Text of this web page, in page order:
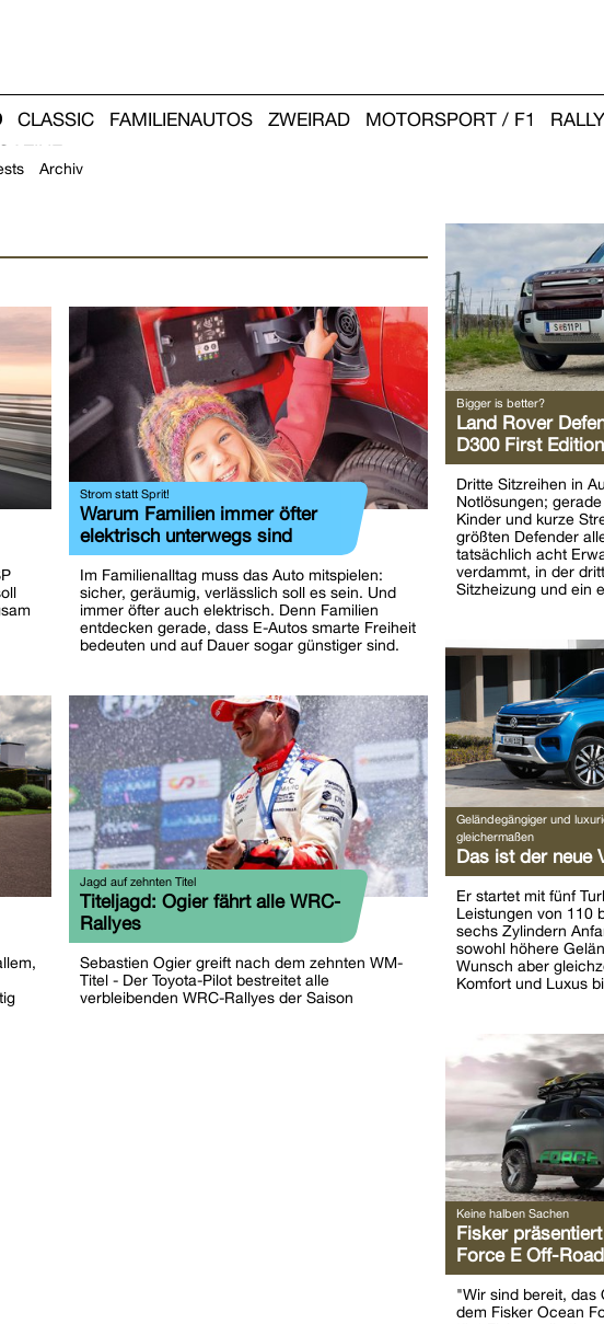
Archiv
CLASSIC FAMILIENAUTOS ZWEIRAD MOTORSPORT / F1
Strom statt Sprit!
Warum Familien immer öfter
elektrisch unterwegs sind
Im Familienalltag muss das Auto mitspielen:
sicher, geräumig, verlässlich soll es sein. Und
immer öfter auch elektrisch. Denn Familien
entdecken gerade, dass E-Autos smarte Freiheit
bedeuten und auf Dauer sogar günstiger sind.
Jagd auf zehnten Titel
Titeljagd: Ogier fährt alle WRC-
Rallyes
Sebastien Ogier greift nach dem zehnten WM-
Titel - Der Toyota-Pilot bestreitet alle
verbleibenden WRC-Rallyes der Saison
Weitere
Bigger is better?
Land Rover
D300 First
Dritte Sitzreihen in
Notlösungen;
Kinder und kurze
größten Defender
tatsächlich acht
verdammt, in der
Sitzheizung und ein
Geländegängiger und
gleichermaßen
Das ist der neue
Er startet mit fünf
Leistungen von 110
sechs Zylindern
sowohl höhere
Wunsch aber
Komfort und Luxus
Keine halben Sachen
Fisker
Force E Off-Road
"Wir sind bereit, das
dem Fisker Ocean